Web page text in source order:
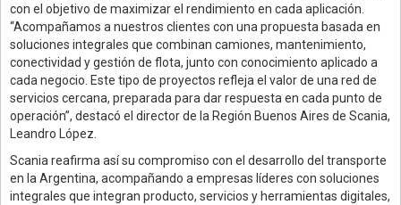
con el objetivo de maximizar el rendimiento en cada aplicación.
“Acompañamos a nuestros clientes con una propuesta basada en
soluciones integrales que combinan camiones, mantenimiento,
conectividad y gestión de flota, junto con conocimiento aplicado a
cada negocio. Este tipo de proyectos refleja el valor de una red de
servicios cercana, preparada para dar respuesta en cada punto de
operación”, destacó el director de la Región Buenos Aires de Scania,
Leandro López.
Scania reafirma así su compromiso con el desarrollo del transporte
en la Argentina, acompañando a empresas líderes con soluciones
integrales que integran producto, servicios y herramientas digitales,